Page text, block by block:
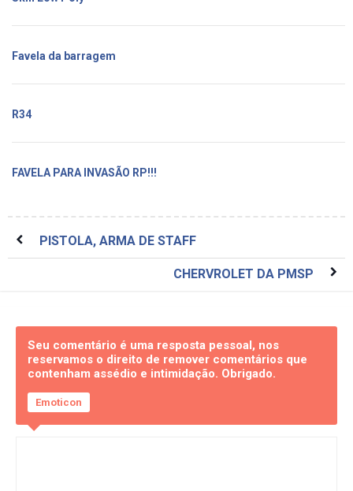
Favela da barragem
R34
FAVELA PARA INVASÃO RP!!!
PISTOLA, ARMA DE STAFF
CHERVROLET DA PMSP
Seu comentário é uma resposta pessoal, nos
reservamos o direito de remover comentários que
contenham assédio e intimidação. Obrigado.
Emoticon